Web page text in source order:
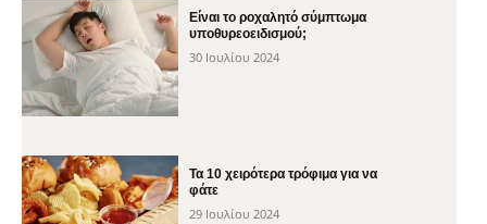
Είναι το ροχαλητό σύμπτωμα
υποθυρεοειδισμού;
30 Ιουλίου 2024
Τα 10 χειρότερα τρόφιμα για να
φάτε
29 Ιουλίου 2024